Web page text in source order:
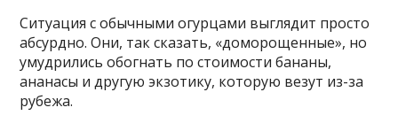
Ситуация с обычными огурцами выглядит просто
абсурдно. Они, так сказать, «доморощенные», но
умудрились обогнать по стоимости бананы,
ананасы и другую экзотику, которую везут из-за
рубежа.